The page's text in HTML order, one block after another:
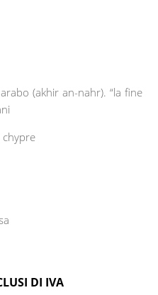
(akhir an-nahr). “la fine
DI IVA